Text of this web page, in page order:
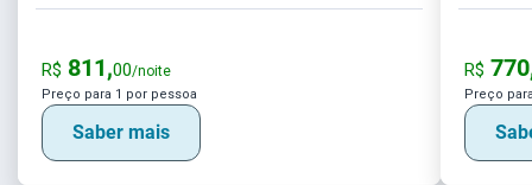
R$ 811,00/noite
Preço para 1 por pessoa
Saber mais
R$
Preço